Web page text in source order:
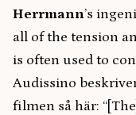
Herrmann’s
all of the tension
is often used to
Audissino
filmen så här: